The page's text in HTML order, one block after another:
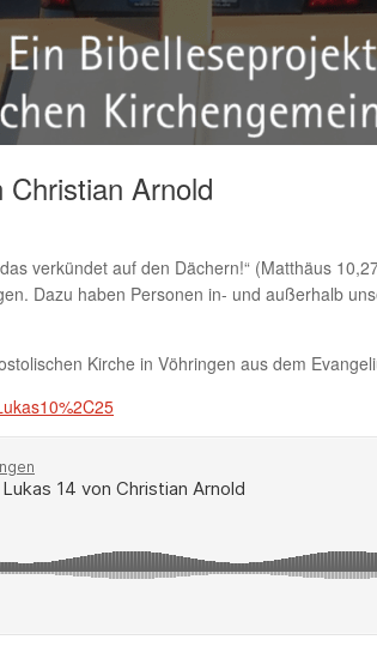
Arnold
verkündet auf den Dächern!“ (Matthäus
Dazu haben Personen in- und außerhalb
Kirche in Vöhringen aus dem